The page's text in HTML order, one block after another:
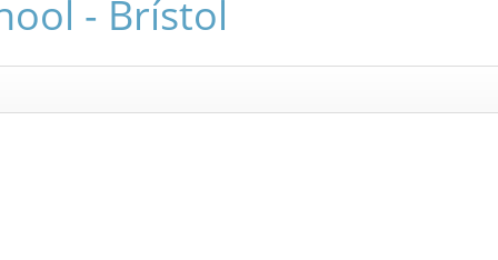
- Brístol